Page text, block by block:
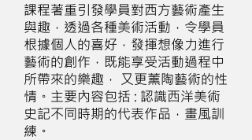
課程著重引發學員對西方藝術產生
與趣，透過各種美術活動，令學員
根據個人的喜好，發揮想像力進行
藝術的創作，既能享受活動過程中
所帶來的樂趣， 又更薰陶藝術的性
情。主要內容包括 : 認識西洋美術
史記不同時期的代表作品，畫風訓
練。